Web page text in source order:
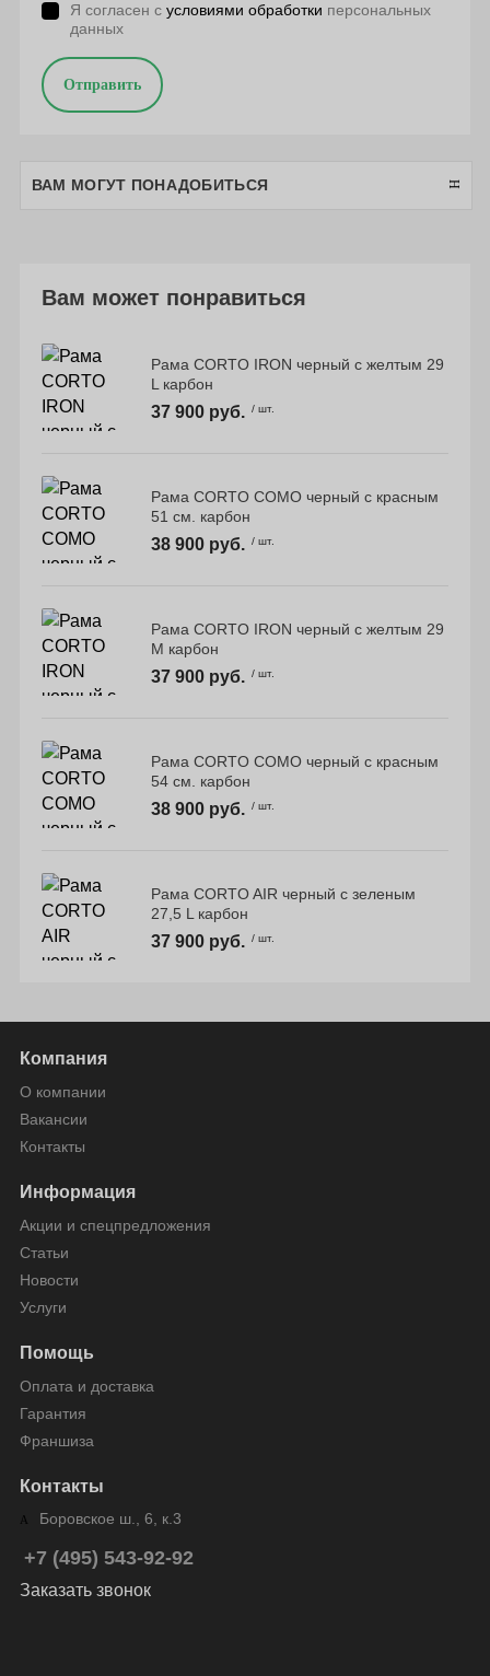
Я согласен с условиями обработки персональных
данных
Отправить
ВАМ МОГУТ ПОНАДОБИТЬСЯ
Вам может понравиться
Рама CORTO IRON черный с желтым 29
L карбон
37 900 руб. / шт.
Рама CORTO COMO черный с красным
51 см. карбон
38 900 руб. / шт.
Рама CORTO IRON черный с желтым 29
M карбон
37 900 руб. / шт.
Рама CORTO COMO черный с красным
54 см. карбон
38 900 руб. / шт.
Рама CORTO AIR черный с зеленым
27,5 L карбон
37 900 руб. / шт.
Компания
О компании
Вакансии
Контакты
Информация
Акции и спецпредложения
Статьи
Новости
Услуги
Помощь
Оплата и доставка
Гарантия
Франшиза
Контакты
Боровское ш., 6, к.3
+7 (495) 543-92-92
Заказать звонок